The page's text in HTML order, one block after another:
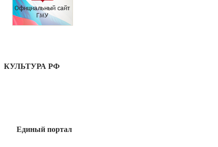
КУЛЬТУРА РФ
Единый портал